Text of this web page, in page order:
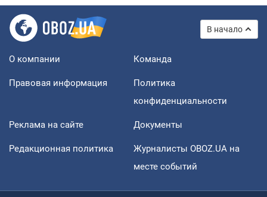
В начало
О компании Команда
Правовая информация
Политика
конфиденциальности
Реклама на сайте Документы
Редакционная политика
Журналисты OBOZ.UA на
месте событий